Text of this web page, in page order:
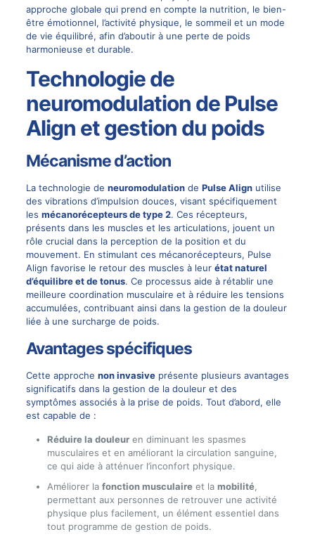
approche globale qui prend en compte la nutrition, le bien-
être émotionnel, l’activité physique, le sommeil et un mode
de vie équilibré, afin d’aboutir à une perte de poids
harmonieuse et durable.
Technologie de
neuromodulation de Pulse
Align et gestion du poids
Mécanisme d’action
La technologie de neuromodulationde Pulse Alignutilise
des vibrations d’impulsion douces, visant spécifiquement
les mécanorécepteurs de type 2. Ces récepteurs,
présents dans les muscles et les articulations, jouent un
rôle crucial dans la perception de la position et du
mouvement. En stimulant ces mécanorécepteurs, Pulse
Align favorise le retour des muscles à leur état naturel
d’équilibre et de tonus. Ce processus aide à rétablir une
meilleure coordination musculaire et à réduire les tensions
accumulées, contribuant ainsi dans la gestion de la douleur
liée à une surcharge de poids.
Avantages spécifiques
Cette approche non invasiveprésente plusieurs avantages
significatifs dans la gestion de la douleur et des
symptômes associés à la prise de poids. Tout d’abord, elle
est capable de :
Réduire la douleuren diminuant les spasmes
musculaires et en améliorant la circulation sanguine,
ce qui aide à atténuer l’inconfort physique.
Améliorer la fonction musculaireet la mobilité,
permettant aux personnes de retrouver une activité
physique plus facilement, un élément essentiel dans
tout programme de gestion de poids.